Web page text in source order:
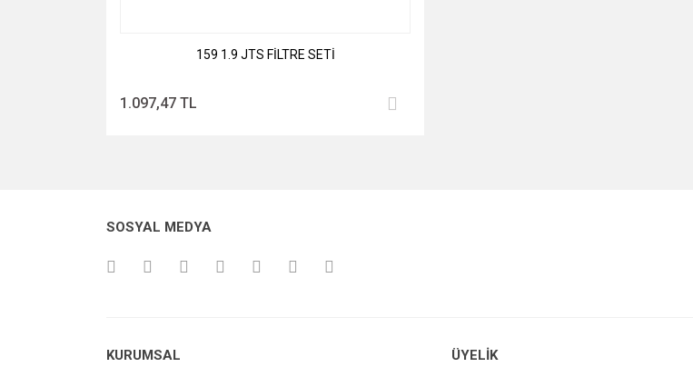
159 1.9 JTS FİLTRE SETİ
1.097,47 TL
SOSYAL MEDYA
KURUMSAL ÜYELİK